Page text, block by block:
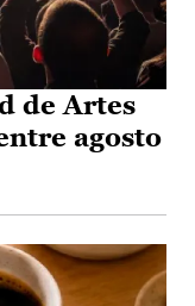
de Artes
agosto